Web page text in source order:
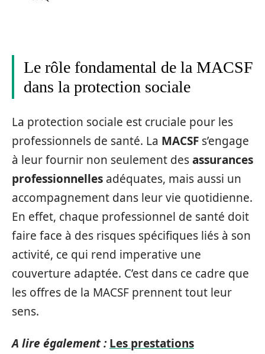
Le rôle fondamental de la MACSF
dans la protection sociale
La protection sociale est cruciale pour les
professionnels de santé. La MACSF s’engage
à leur fournir non seulement desassurances
professionnelles adéquates, mais aussi un
accompagnement dans leur vie quotidienne.
En effet, chaque professionnel de santé doit
faire face à des risques spécifiques liés à son
activité, ce qui rend imperative une
couverture adaptée. C’est dans ce cadre que
les offres de la MACSF prennent tout leur
sens.
A lire également : Les prestations